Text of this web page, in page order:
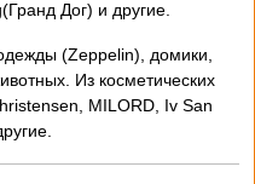
Дог) и другие.
(Zeppelin), домики,
Из косметических
MILORD, Iv San